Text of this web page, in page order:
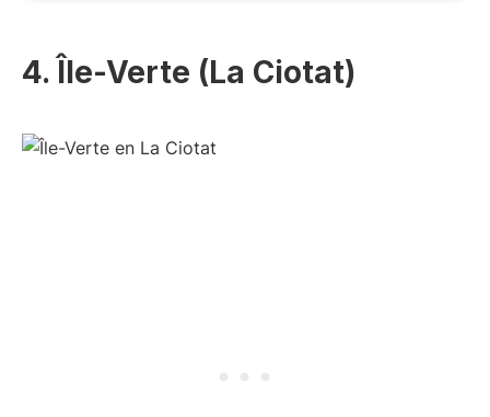
4. Île-Verte (La Ciotat)